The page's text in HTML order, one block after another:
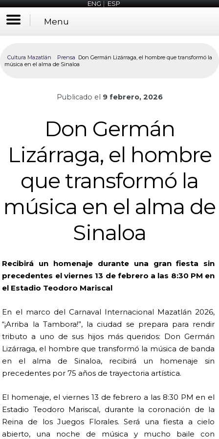
ENG|ESP
Menu
Cultura Mazatlán Prensa Don Germán Lizárraga, el hombre que transformó la
música en el alma de Sinaloa
Publicado el 9 febrero, 2026
Don Germán
Lizárraga, el hombre
que transformó la
música en el alma de
Sinaloa
Recibirá un homenaje durante una gran fiesta sin
precedentes el viernes 13 de febrero a las 8:30 PM en
el Estadio Teodoro Mariscal
En el marco del Carnaval Internacional Mazatlán 2026,
“¡Arriba la Tambora!”, la ciudad se prepara para rendir
tributo a uno de sus hijos más queridos: Don Germán
Lizárraga, el hombre que transformó la música de banda
en el alma de Sinaloa, recibirá un homenaje sin
precedentes por 75 años de trayectoria artística.
El homenaje, el viernes 13 de febrero a las 8:30 PM en el
Estadio Teodoro Mariscal, durante la coronación de la
Reina de los Juegos Florales. Será una fiesta a cielo
abierto, una noche de música y mucho baile con